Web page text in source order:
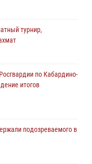
на южном
Героя России
полномочного
в Северо-
Кузнецовым
турнир,
по Кабардино-
итогов
подозреваемого в